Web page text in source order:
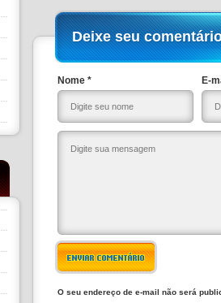
Deixe seu
Nome * E-
ENVIAR COMENTÁRIO
O seu endereço de e-mail não será